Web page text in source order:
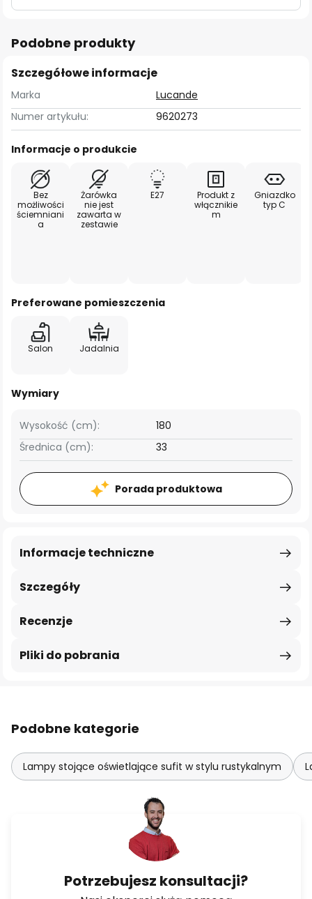
Podobne produkty
Szczegółowe informacje
Marka
Lucande
Numer artykułu:
9620273
Informacje o produkcie
Bez
możliwości
ściemniani
a
Żarówka
nie jest
zawarta w
zestawie
E27
Produkt z
włącznikie
m
Gniazdko
typ C
Preferowane pomieszczenia
Salon Jadalnia
Wymiary
Wysokość (cm):
180
Średnica (cm):
33
Porada produktowa
Szczegóły
Informacje techniczne
Recenzje
Pliki do pobrania
Podobne kategorie
Lampy stojące oświetlające sufit w stylu rustykalnym
Potrzebujesz konsultacji?